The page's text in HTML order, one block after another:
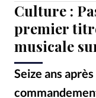
Monde
Bible
Toute l'actualité
Se connecter
Culture :
premier
musicale
Seize ans